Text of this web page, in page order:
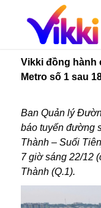
Vikki đồng hành
Metro số 1 sau
Ban Quản lý
báo tuyến đường
Thành – Suối
7 giờ sáng 22/12
Thành (Q.1).